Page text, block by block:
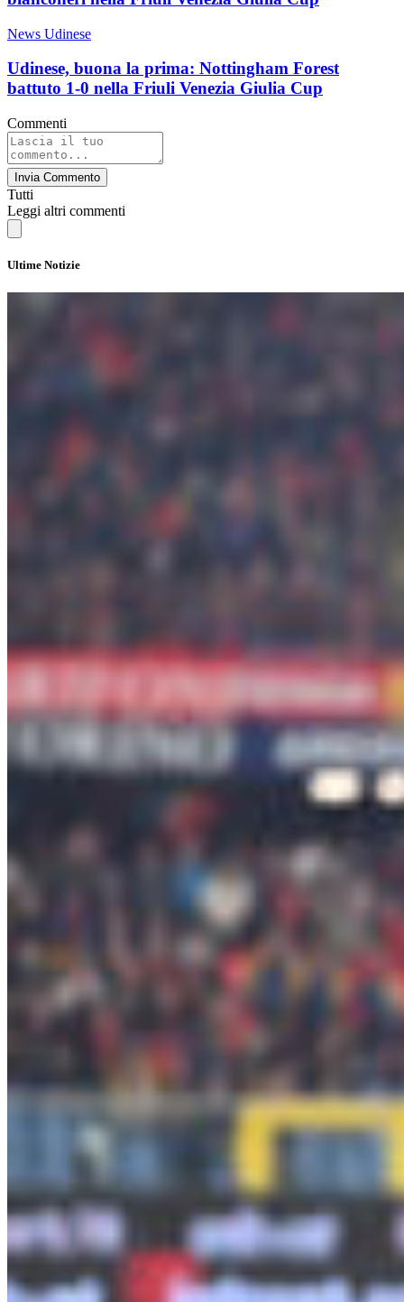
News Udinese
Udinese, buona la prima: Nottingham Forest
battuto 1-0 nella Friuli Venezia Giulia Cup
Commenti
Invia Commento
Tutti
Leggi altri commenti
Ultime Notizie